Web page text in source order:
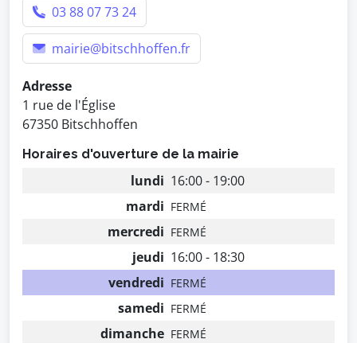
03 88 07 73 24
mairie@bitschhoffen.fr
Adresse
1 rue de l'Église
67350 Bitschhoffen
Horaires d'ouverture de la mairie
lundi 16:00 - 19:00
mardi FERMÉ
mercredi FERMÉ
jeudi 16:00 - 18:30
vendredi FERMÉ
samedi FERMÉ
dimanche FERMÉ